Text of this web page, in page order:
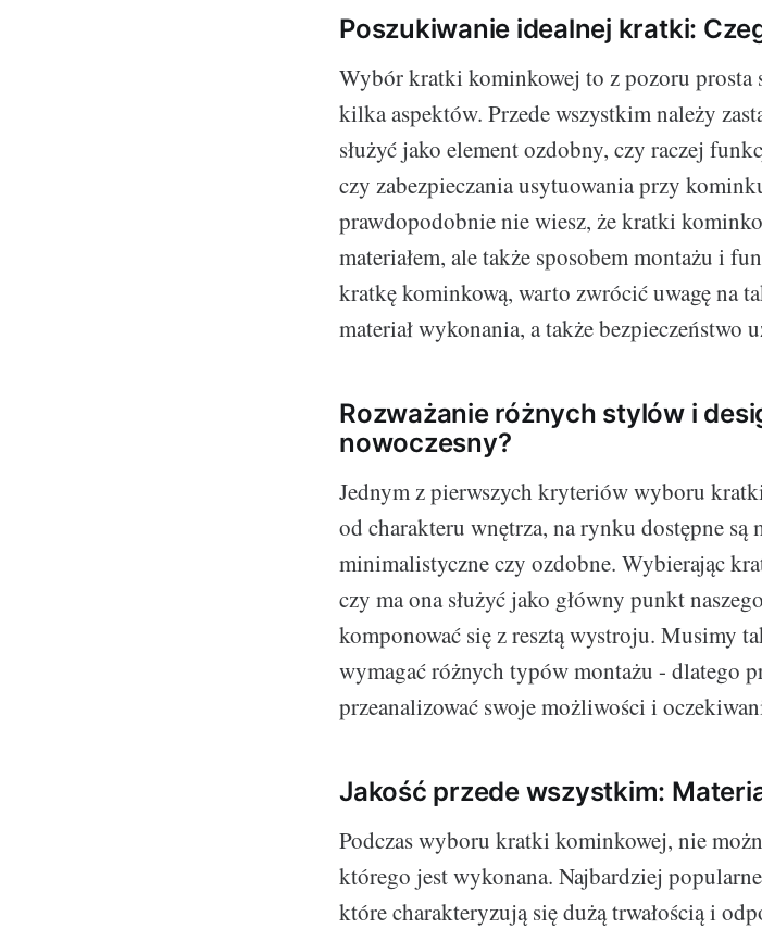
Poszukiwanie idealnej kratki:
Wybór kratki kominkowej to z pozoru prosta
kilka aspektów. Przede wszystkim należy
służyć jako element ozdobny, czy raczej
czy zabezpieczania usytuowania przy
prawdopodobnie nie wiesz, że kratki
materiałem, ale także sposobem montażu i
kratkę kominkową, warto zwrócić uwagę na
materiał wykonania, a także bezpieczeństwo
Rozważanie różnych stylów i
nowoczesny?
Jednym z pierwszych kryteriów wyboru
od charakteru wnętrza, na rynku dostępne są
minimalistyczne czy ozdobne. Wybierając
czy ma ona służyć jako główny punkt
komponować się z resztą wystroju. Musimy
wymagać różnych typów montażu - dlatego
przeanalizować swoje możliwości i
Jakość przede wszystkim:
Podczas wyboru kratki kominkowej, nie
którego jest wykonana. Najbardziej
które charakteryzują się dużą trwałością i